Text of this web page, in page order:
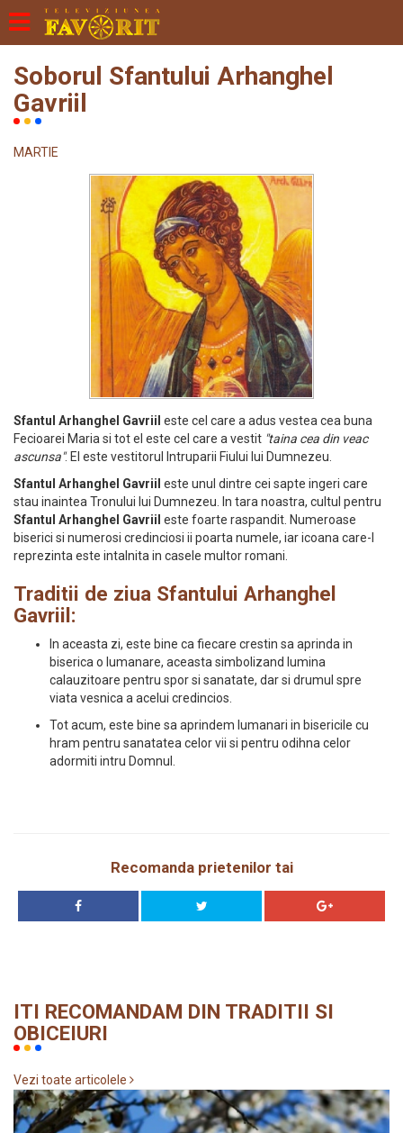
Soborul Sfantului Arhanghel
Gavriil
MARTIE
Sfantul Arhanghel Gavriil este cel care a adus vestea cea buna
Fecioarei Maria si tot el este cel care a vestit "taina cea din veac
ascunsa". El este vestitorul Intruparii Fiului lui Dumnezeu.
Sfantul Arhanghel Gavriil este unul dintre cei sapte ingeri care
stau inaintea Tronului lui Dumnezeu. In tara noastra, cultul pentru
Sfantul Arhanghel Gavriil este foarte raspandit. Numeroase
biserici si numerosi credinciosi ii poarta numele, iar icoana care-l
reprezinta este intalnita in casele multor romani.
Traditii de ziua Sfantului Arhanghel
Gavriil:
In aceasta zi, este bine ca fiecare crestin sa aprinda in
biserica o lumanare, aceasta simbolizand lumina
calauzitoare pentru spor si sanatate, dar si drumul spre
viata vesnica a acelui credincios.
Tot acum, este bine sa aprindem lumanari in bisericile cu
hram pentru sanatatea celor vii si pentru odihna celor
adormiti intru Domnul.
Recomanda prietenilor tai
ITI RECOMANDAM DIN TRADITII SI
OBICEIURI
Vezi toate articolele